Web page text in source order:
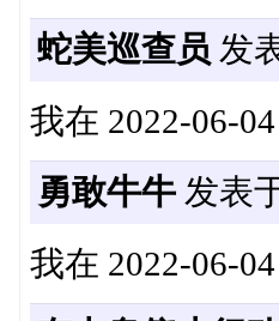
蛇美巡查员 发
我在 2022-06-
勇敢牛牛发表
我在 2022-06-